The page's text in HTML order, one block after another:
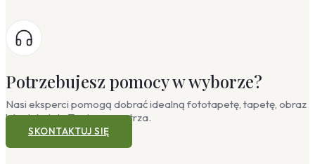
Potrzebujesz pomocy w wyborze?
Nasi eksperci pomogą dobrać idealną fototapetę, tapetę, obraz
lub plakat do Twojego wnętrza.
SKONTAKTUJ SIĘ